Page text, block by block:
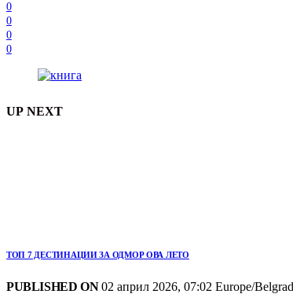
0
0
0
0
UP NEXT
ТОП 7 ДЕСТИНАЦИИ ЗА ОДМОР ОВА ЛЕТО
PUBLISHED ON02 април 2026, 07:02 Europe/